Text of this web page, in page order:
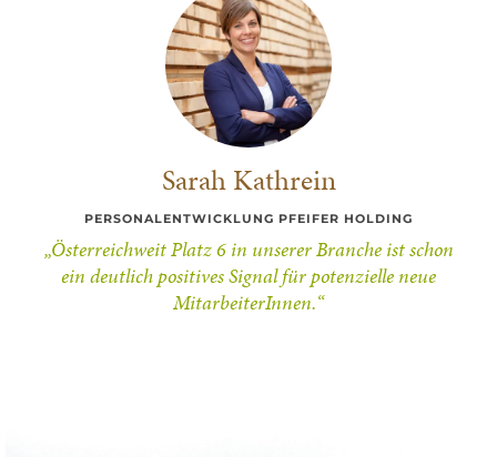
Sarah Kathrein
PERSONALENTWICKLUNG PFEIFER HOLDING
„Österreichweit Platz 6 in unserer Branche ist schon
ein deutlich positives Signal für potenzielle neue
MitarbeiterInnen.“